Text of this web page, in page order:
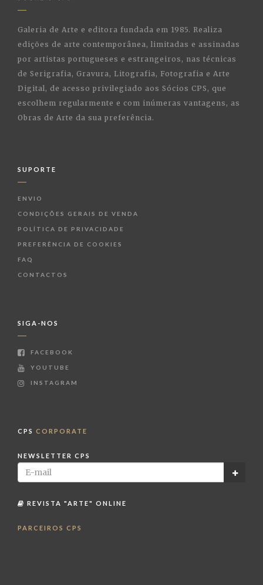
Galeria de Arte e editora fundada em 1985. Realiza
edições de arte contemporânea, limitadas e assinadas
por artistas portugueses e estrangeiros, nas técnicas
de Serigrafia, Gravura, Litografia, Fotografia e Arte
Digital, de acesso privilegiado aos Sócios CPS, que
escolhem regularmente e com inúmeras vantagens, as
Obras de Arte da sua preferência.
SUPORTE
ENVIO
CONDIÇÕES GERAIS DE VENDA
POLÍTICA DE PRIVACIDADE
PREFERÊNCIA DE COOKIES
FAQ
CONTACTOS
SIGA-NOS
FACEBOOK
YOUTUBE
INSTAGRAM
CPS CORPORATE
NEWSLETTER CPS
REVISTA "ARTE" ONLINE
PARCEIROS CPS